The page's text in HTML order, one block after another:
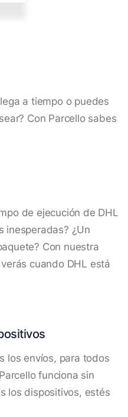
a tiempo o puedes
Con Parcello sabes
de ejecución de DHL
inesperadas? ¿Un
Con nuestra
cuando DHL está
los envíos, para todos
funciona sin
los dispositivos, estés